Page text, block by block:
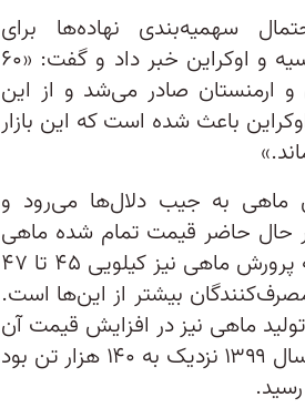
سهمیه‌بندی نهاده‌ها برای
پرورش‌دهندگان مرغ و ماهی در پی جنگ روسیه و اوکراین خبر داد و گفت: «۶۰
و ارمنستان صادر می‌شد و از این
باعث شده است که این بازار
ماهی به جیب دلال‌ها می‌رود و
در حال حاضر قیمت تمام شده ماهی
قزل‌آلا کیلویی ۶۵ هزار تومان است و در مزرعه پرورش ماهی نیز کیلویی ۴۵ تا ۴۷
بیشتر از این‌ها است.
ماهی نیز در افزایش قیمت آن
تاثیر داشت، زیرا میزان تولید ماهی قزل‌آلا در سال ۱۳۹۹ نزدیک به ۱۴۰ هزار تن بود